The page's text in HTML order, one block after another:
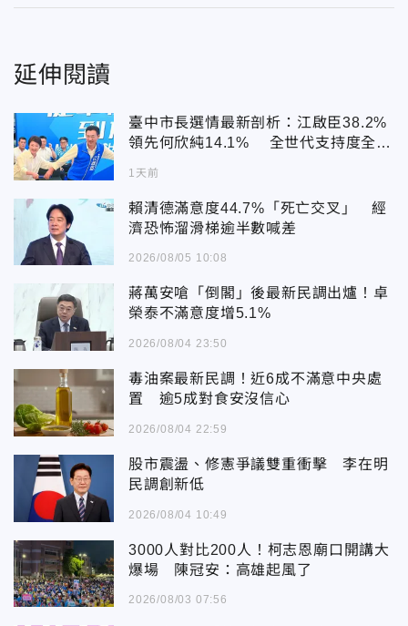
延伸閱讀
臺中市長選情最新剖析：江啟臣38.2%
領先何欣純14.1% 全世代支持度全面
1天前
賴清德滿意度44.7%「死亡交叉」 經
濟恐怖溜滑梯逾半數喊差
2026/08/05 10:08
蔣萬安嗆「倒閣」後最新民調出爐！卓
榮泰不滿意度增5.1%
2026/08/04 23:50
毒油案最新民調！近6成不滿意中央處
置 逾5成對食安沒信心
2026/08/04 22:59
股市震盪、修憲爭議雙重衝擊 李在明
民調創新低
2026/08/04 10:49
3000人對比200人！柯志恩廟口開講大
爆場 陳冠安：高雄起風了
2026/08/03 07:56